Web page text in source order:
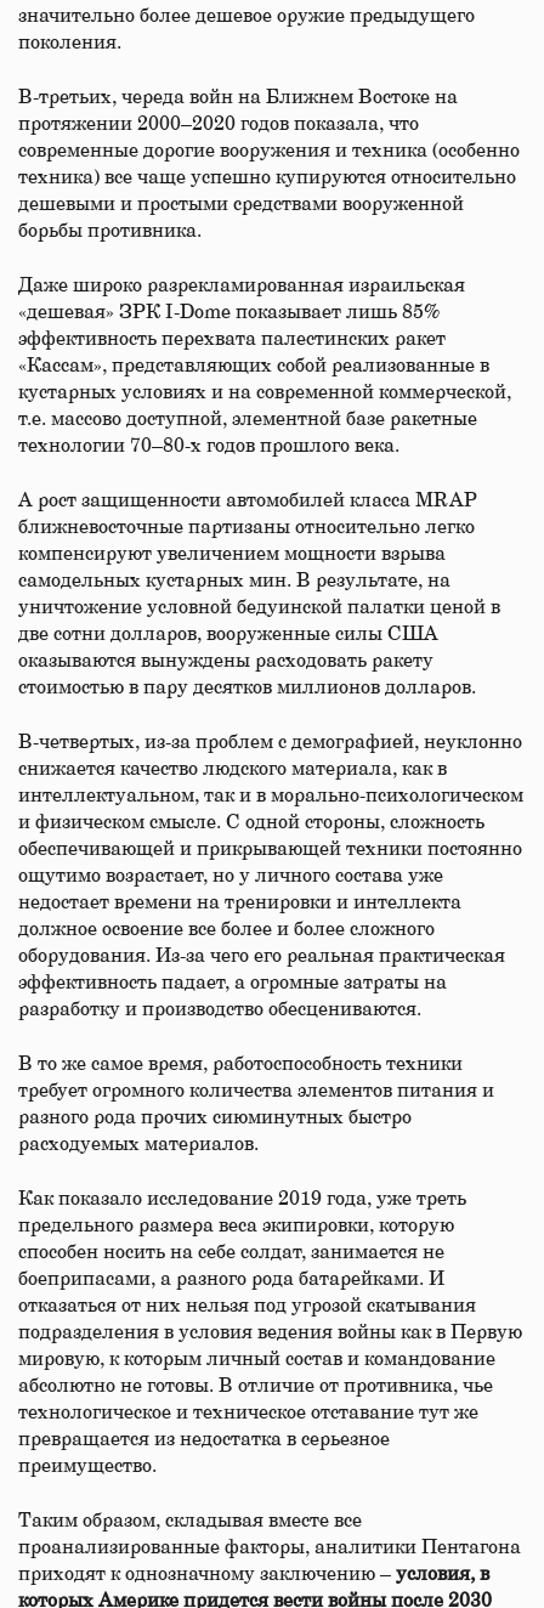
значительно более дешевое оружие предыдущего
поколения.
В-третьих, череда войн на Ближнем Востоке на
протяжении 2000–2020 годов показала, что
современные дорогие вооружения и техника (особенно
техника) все чаще успешно купируются относительно
дешевыми и простыми средствами вооруженной
борьбы противника.
Даже широко разрекламированная израильская
«дешевая» ЗРК I-Dome показывает лишь 85%
эффективность перехвата палестинских ракет
«Кассам», представляющих собой реализованные в
кустарных условиях и на современной коммерческой,
т.е. массово доступной, элементной базе ракетные
технологии 70–80-х годов прошлого века.
А рост защищенности автомобилей класса MRAP
ближневосточные партизаны относительно легко
компенсируют увеличением мощности взрыва
самодельных кустарных мин. В результате, на
уничтожение условной бедуинской палатки ценой в
две сотни долларов, вооруженные силы США
оказываются вынуждены расходовать ракету
стоимостью в пару десятков миллионов долларов.
В-четвертых, из-за проблем с демографией, неуклонно
снижается качество людского материала, как в
интеллектуальном, так и в морально-психологическом
и физическом смысле. С одной стороны, сложность
обеспечивающей и прикрывающей техники постоянно
ощутимо возрастает, но у личного состава уже
недостает времени на тренировки и интеллекта
должное освоение все более и более сложного
оборудования. Из-за чего его реальная практическая
эффективность падает, а огромные затраты на
разработку и производство обесцениваются.
В то же самое время, работоспособность техники
требует огромного количества элементов питания и
разного рода прочих сиюминутных быстро
расходуемых материалов.
Как показало исследование 2019 года, уже треть
предельного размера веса экипировки, которую
способен носить на себе солдат, занимается не
боеприпасами, а разного рода батарейками. И
отказаться от них нельзя под угрозой скатывания
подразделения в условия ведения войны как в Первую
мировую, к которым личный состав и командование
абсолютно не готовы. В отличие от противника, чье
технологическое и техническое отставание тут же
превращается из недостатка в серьезное
преимущество.
Таким образом, складывая вместе все
проанализированные факторы, аналитики Пентагона
приходят к однозначному заключению – условия, в
которых Америке придется вести войны после 2030